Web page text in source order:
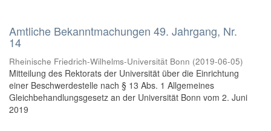
Amtliche Bekanntmachungen 49. Jahrgang, Nr.
14
Rheinische Friedrich-Wilhelms-Universität Bonn (2019-06-05)
Mitteilung des Rektorats der Universität über die Einrichtung
einer Beschwerdestelle nach § 13 Abs. 1 Allgemeines
Gleichbehandlungsgesetz an der Universität Bonn vom 2. Juni
2019